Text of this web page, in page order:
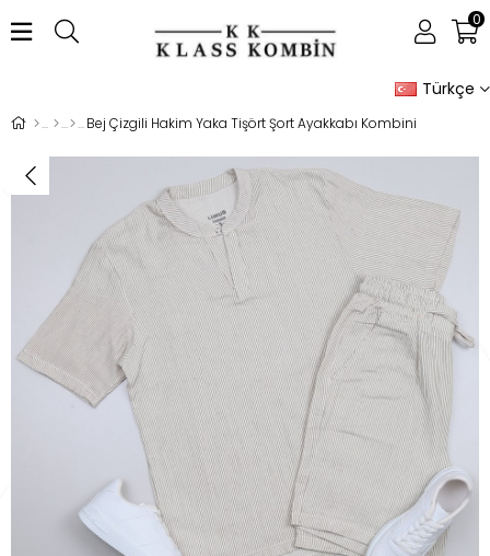
Türkçe
0
Bej Çizgili Hakim Yaka Tişört Şort Ayakkabı Kombini